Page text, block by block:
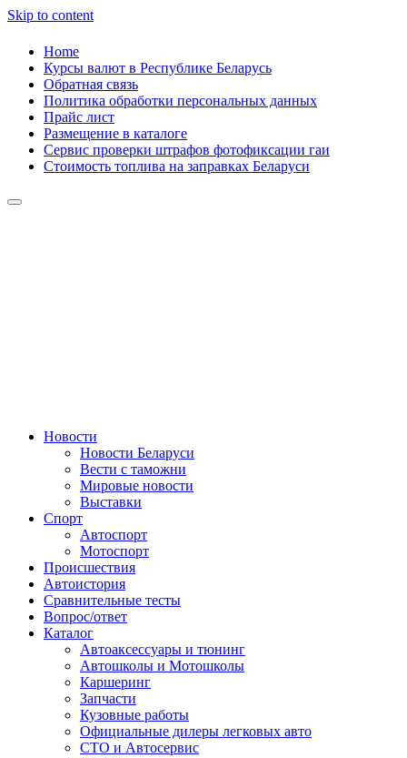
Skip to content
Home
Курсы валют в Республике Беларусь
Обратная связь
Политика обработки персональных данных
Прайс лист
Размещение в каталоге
Сервис проверки штрафов фотофиксации гаи
Стоимость топлива на заправках Беларуси
Сайт про автомобили
Новости
Новости Беларуси
Вести с таможни
Мировые новости
Выставки
Спорт
Автоспорт
Мотоспорт
Происшествия
Автоистория
Сравнительные тесты
Вопрос/ответ
Каталог
Автоакcессуары и тюнинг
Автошколы и Мотошколы
Каршеринг
Запчасти
Кузовные работы
Официальные дилеры легковых авто
СТО и Автосервис